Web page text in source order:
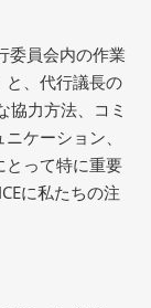
委員会内の作業
と、代行議長の
力方法、コミ
ケーション、
とって特に重要
に私たちの注